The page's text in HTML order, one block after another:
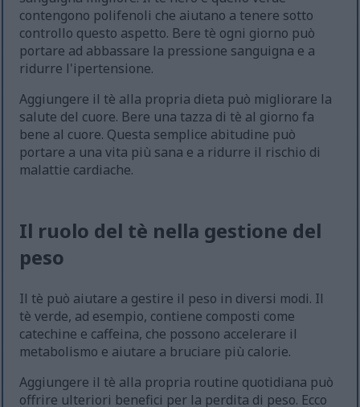
contengono polifenoli che aiutano a tenere sotto
controllo questo aspetto. Bere tè ogni giorno può
portare ad abbassare la pressione sanguigna e a
ridurre l'ipertensione.
Aggiungere il tè alla propria dieta può migliorare la
salute del cuore. Bere una tazza di tè al giorno fa
bene al cuore. Questa semplice abitudine può
portare a una vita più sana e a ridurre il rischio di
malattie cardiache.
Il ruolo del tè nella gestione del
peso
Il tè può aiutare a gestire il peso in diversi modi. Il
tè verde, ad esempio, contiene composti come
catechine e caffeina, che possono accelerare il
metabolismo e aiutare a bruciare più calorie.
Aggiungere il tè alla propria routine quotidiana può
offrire ulteriori benefici per la perdita di peso. Ecco